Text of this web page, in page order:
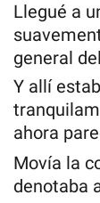
Llegué a
general
Y allí
ahora
Movía la
denotaba